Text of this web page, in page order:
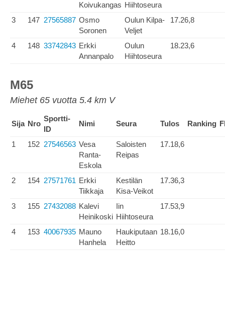
Koivukangas Hiihtoseura
3 147 27565887 Osmo
Soronen
Oulun Kilpa-
Veljet
17.26,8
4 148 33742843 Erkki
Annanpalo
Oulun
Hiihtoseura
18.23,6
M65
Miehet 65 vuotta 5.4 km V
Sija Nro
Sportti-
ID
Nimi Seura Tulos Ranking
1 152 27546563 Vesa
Ranta-
Eskola
Saloisten
Reipas
17.18,6
2 154 27571761 Erkki
Tiikkaja
Kestilän
Kisa-Veikot
17.36,3
3 155 27432088 Kalevi
Heinikoski
Iin
Hiihtoseura
17.53,9
4 153 40067935 Mauno
Hanhela
Haukiputaan
Heitto
18.16,0